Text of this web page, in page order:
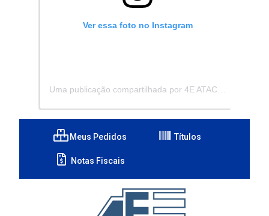
Ver essa foto no Instagram
Meus Pedidos Títulos
Notas Fiscais